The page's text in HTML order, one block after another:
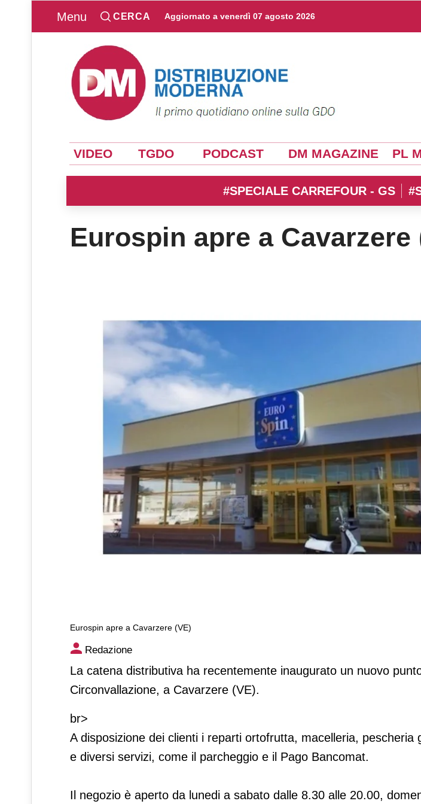
Menu CERCA Aggiornato a venerdì 07 agosto 2026
VIDEO TGDO PODCAST DM MAGAZINE PL
#SPECIALE CARREFOUR - GS
Eurospin apre a Cavarzere
Eurospin apre a Cavarzere (VE)
Eurospin apre a Cavarzere (VE)
Redazione
La catena distributiva ha recentemente inaugurato un nuovo
Circonvallazione, a Cavarzere (VE).
br>
A disposizione dei clienti i reparti ortofrutta, macelleria, pescheria
e diversi servizi, come il parcheggio e il Pago Bancomat.
Il negozio è aperto da lunedi a sabato dalle 8.30 alle 20.00,